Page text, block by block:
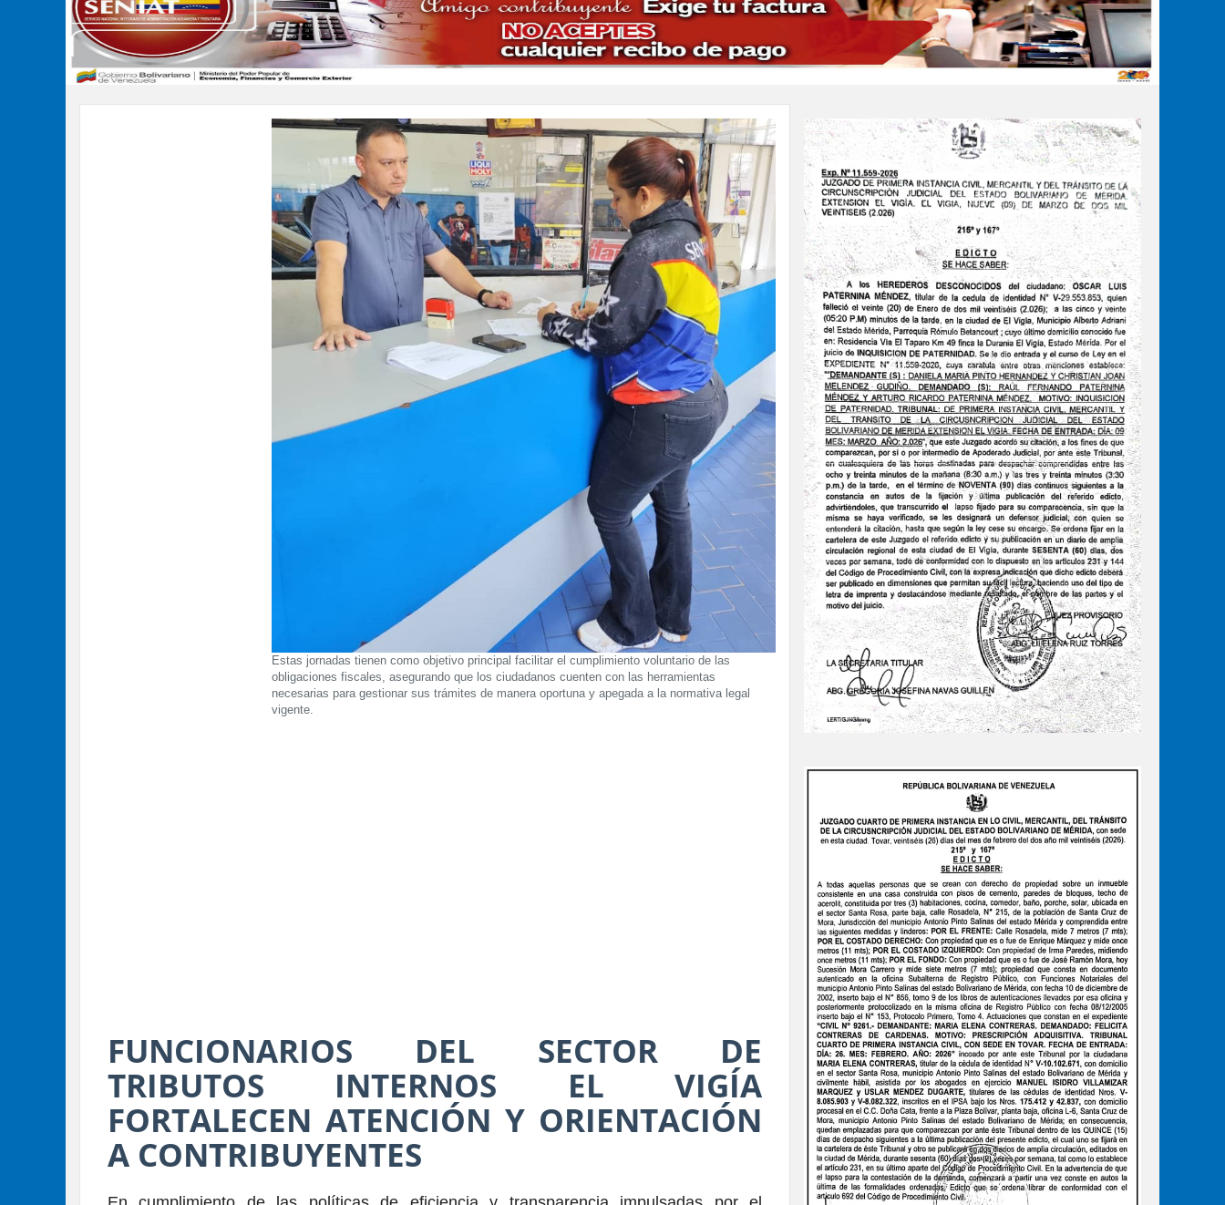
Estas jornadas tienen como objetivo principal facilitar el cumplimiento voluntario de las
obligaciones fiscales, asegurando que los ciudadanos cuenten con las herramientas
necesarias para gestionar sus trámites de manera oportuna y apegada a la normativa legal
vigente.
FUNCIONARIOS DEL SECTOR DE
TRIBUTOS INTERNOS EL VIGÍA
FORTALECEN ATENCIÓN Y ORIENTACIÓN
A CONTRIBUYENTES